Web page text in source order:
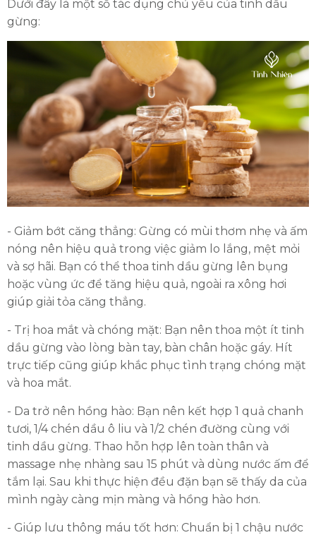
Dưới đây là một số tác dụng chủ yếu của tinh dầu
gừng:
- Giảm bớt căng thẳng: Gừng có mùi thơm nhẹ và ấm
nóng nên hiệu quả trong việc giảm lo lắng, mệt mỏi
và sợ hãi. Bạn có thể thoa tinh dầu gừng lên bụng
hoặc vùng ức để tăng hiệu quả, ngoài ra xông hơi
giúp giải tỏa căng thẳng.
- Trị hoa mắt và chóng mặt: Bạn nên thoa một ít tinh
dầu gừng vào lòng bàn tay, bàn chân hoặc gáy. Hít
trực tiếp cũng giúp khắc phục tình trạng chóng mặt
và hoa mắt.
- Da trở nên hồng hào: Bạn nên kết hợp 1 quả chanh
tươi, 1/4 chén dầu ô liu và 1/2 chén đường cùng với
tinh dầu gừng. Thao hỗn hợp lên toàn thân và
massage nhẹ nhàng sau 15 phút và dùng nước ấm để
tắm lại. Sau khi thực hiện đều đặn bạn sẽ thấy da của
mình ngày càng mịn màng và hồng hào hơn.
- Giúp lưu thông máu tốt hơn: Chuẩn bị 1 chậu nước
ĐĂNG KÝ TƯ VẤN MIỄN PHÍ